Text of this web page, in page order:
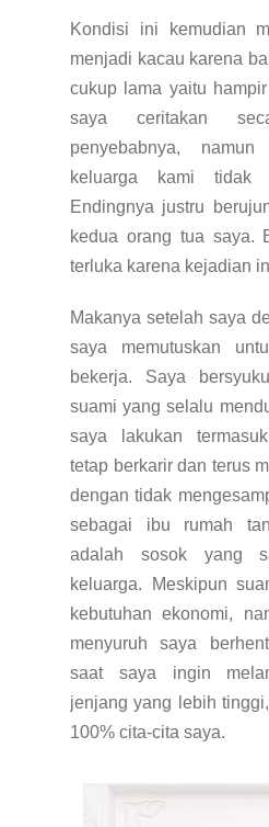
Kondisi ini kemudian
menjadi kacau karena
cukup lama yaitu
saya ceritakan
penyebabnya,
keluarga kami tidak
Endingnya justru
kedua orang tua saya.
terluka karena kejadian
Makanya setelah saya
saya memutuskan
bekerja. Saya
suami yang selalu
saya lakukan
tetap berkarir dan terus
dengan tidak
sebagai ibu rumah
adalah sosok yang
keluarga. Meskipun
kebutuhan ekonomi,
menyuruh saya
saat saya ingin
jenjang yang lebih
100% cita-cita saya.